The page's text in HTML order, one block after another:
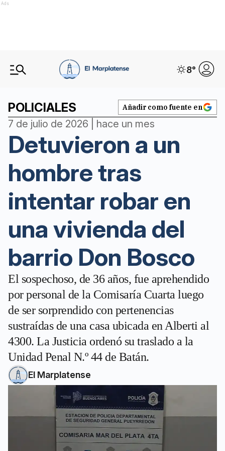
Ads
8°
POLICIALES Añadir como fuente en
7 de julio de 2026 | hace un mes
Detuvieron a un
hombre tras
intentar robar en
una vivienda del
barrio Don Bosco
El sospechoso, de 36 años, fue aprehendido
por personal de la Comisaría Cuarta luego
de ser sorprendido con pertenencias
sustraídas de una casa ubicada en Alberti al
4300. La Justicia ordenó su traslado a la
Unidad Penal N.º 44 de Batán.
El Marplatense